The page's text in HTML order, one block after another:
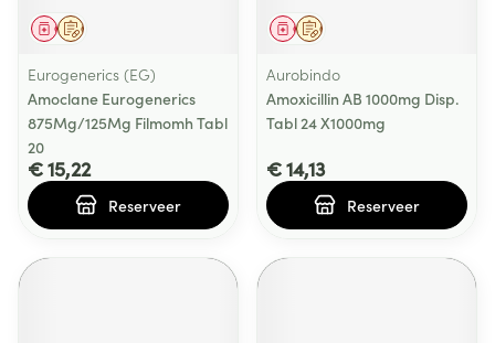
Op voorschrift
Geneesmiddel
Eurogenerics (EG)
Amoclane Eurogenerics
875Mg/125Mg Filmomh Tabl
20
€ 15,22
Reserveer
Op voorschrift
Geneesmiddel
Aurobindo
Amoxicillin AB 1000mg Disp.
Tabl 24 X1000mg
€ 14,13
Reserveer